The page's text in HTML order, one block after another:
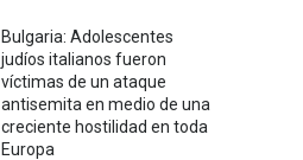
Bulgaria: Adolescentes
judíos italianos fueron
víctimas de un ataque
antisemita en medio de una
creciente hostilidad en toda
Europa